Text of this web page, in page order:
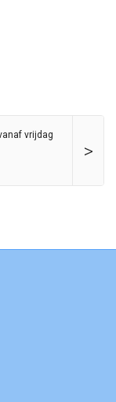
>
vrijdag